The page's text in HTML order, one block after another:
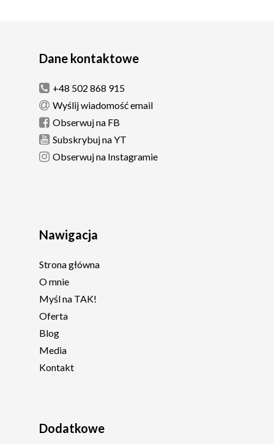
Dane kontaktowe
+48 502 868 915
Wyślij wiadomość email
Obserwuj na FB
Subskrybuj na YT
Obserwuj na Instagramie
Nawigacja
Strona główna
O mnie
Myśl na TAK!
Oferta
Blog
Media
Kontakt
Dodatkowe